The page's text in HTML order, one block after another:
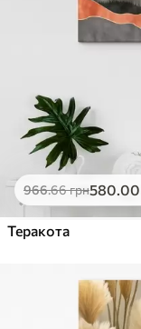
966.66грн580.00
Теракота